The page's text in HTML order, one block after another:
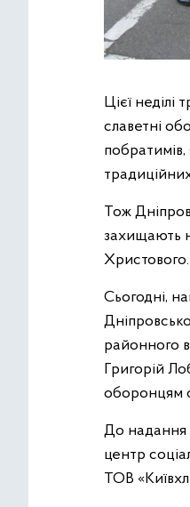
Цієї
славетні
Тож
захищають
Христового.
Сьогодні,
районного
Григорій
оборонцям
До надання
центр
ТОВ